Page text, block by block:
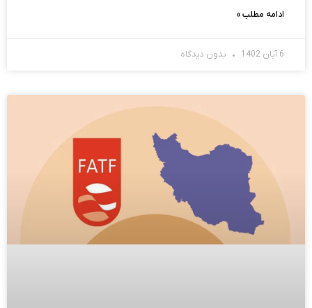
ادامه مطلب »
6 آبان 1402 بدون دیدگاه